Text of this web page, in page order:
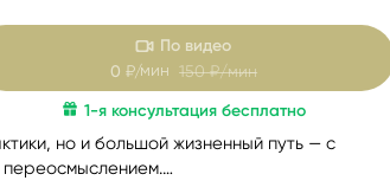
но и большой жизненный путь — с
По видео
0 ₽/мин150 ₽/мин
1-я консультация бесплатно